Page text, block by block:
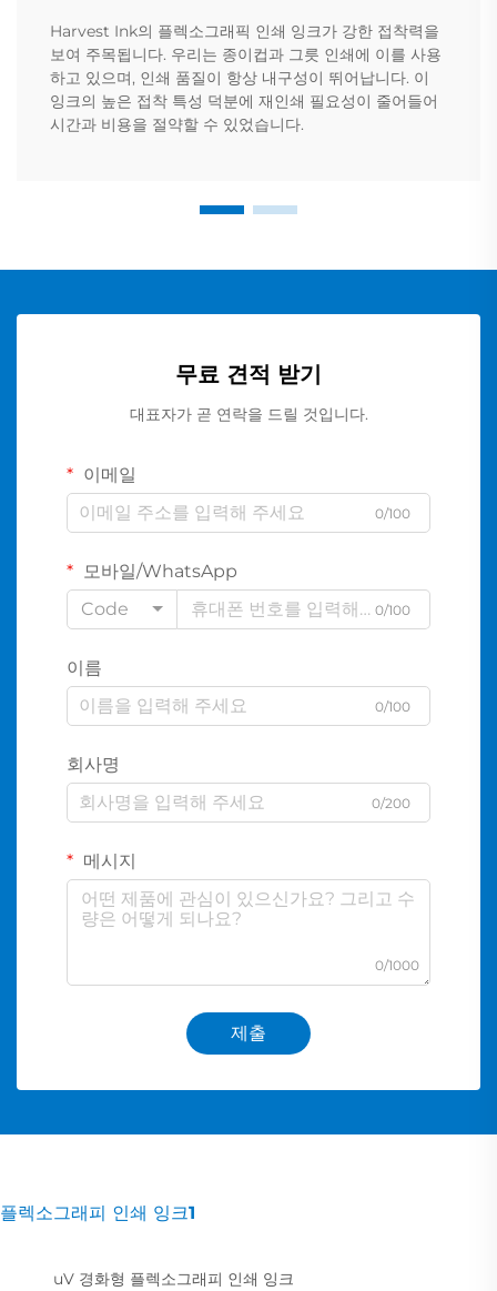
Harvest Ink의 플렉소그래픽 인쇄 잉크가 강한 접착력을
보여 주목됩니다. 우리는 종이컵과 그릇 인쇄에 이를 사용
하고 있으며, 인쇄 품질이 항상 내구성이 뛰어납니다. 이
잉크의 높은 접착 특성 덕분에 재인쇄 필요성이 줄어들어
시간과 비용을 절약할 수 있었습니다.
무료 견적 받기
대표자가 곧 연락을 드릴 것입니다.
이메일
0/100
모바일/WhatsApp
Code
0/100
이름
0/100
회사명
0/200
메시지
0/1000
제출
플렉소그래피 인쇄 잉크1
uV 경화형 플렉소그래피 인쇄 잉크